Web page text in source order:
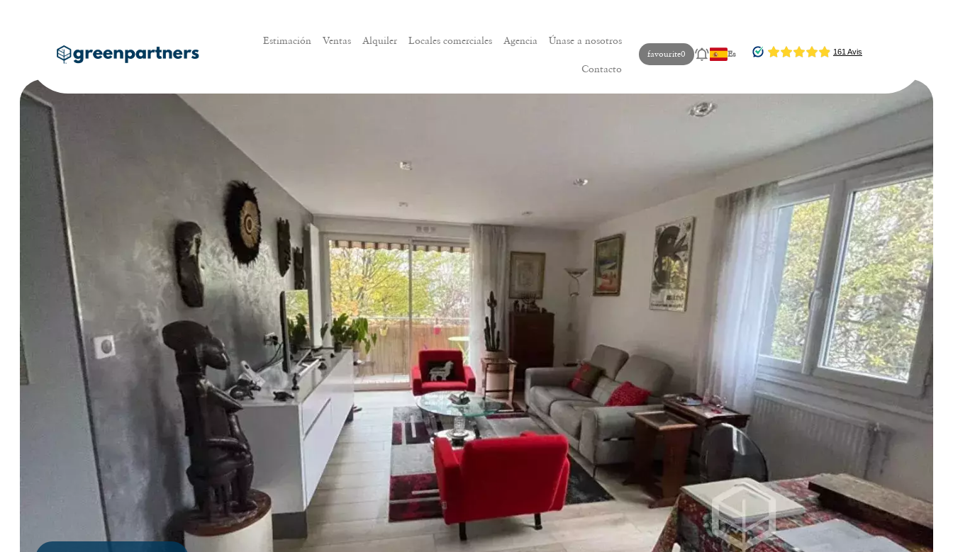
Estimación Ventas Alquiler Locales comerciales Agencia Únase a nosotros
Contacto
favourite0 Es